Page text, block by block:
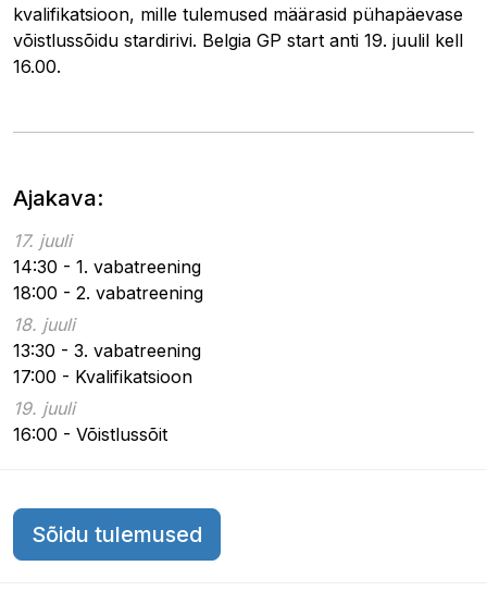
kvalifikatsioon, mille tulemused määrasid pühapäevase
võistlussõidu stardirivi. Belgia GP start anti 19. juulil kell
16.00.
Ajakava:
17. juuli
14:30 - 1. vabatreening
18:00 - 2. vabatreening
18. juuli
13:30 - 3. vabatreening
17:00 - Kvalifikatsioon
19. juuli
16:00 - Võistlussõit
Sõidu tulemused